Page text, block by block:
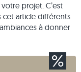
projet. C’est
article différents
à donner